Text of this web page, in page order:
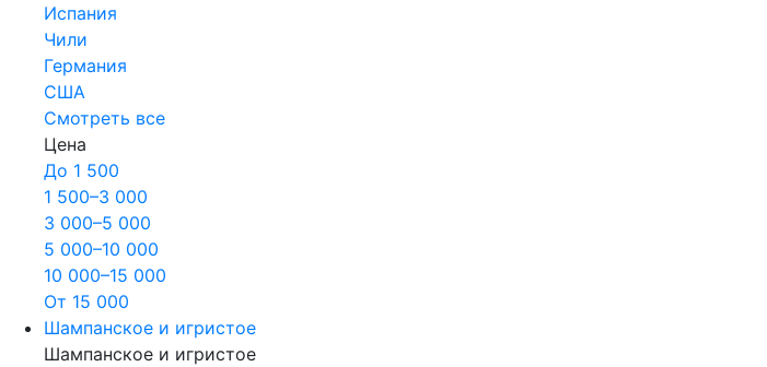
Испания
Чили
Германия
США
Смотреть все
Цена
До 1 500
1 500–3 000
3 000–5 000
5 000–10 000
10 000–15 000
От 15 000
Шампанское и игристое
Шампанское и игристое